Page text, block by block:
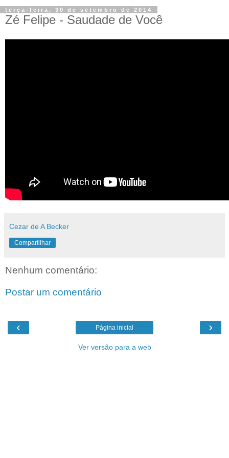
terça-feira, 30 de setembro de 2014
Zé Felipe - Saudade de Você
Cezar de A Becker
Compartilhar
Nenhum comentário:
Postar um comentário
‹ ›
Página inicial
Ver versão para a web